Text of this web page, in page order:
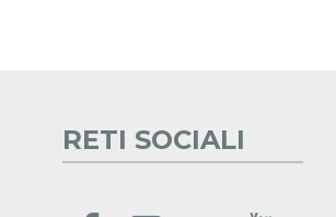
RETI SOCIALI